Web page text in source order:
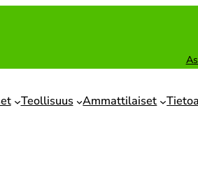
Teollisuus Ammattilaiset